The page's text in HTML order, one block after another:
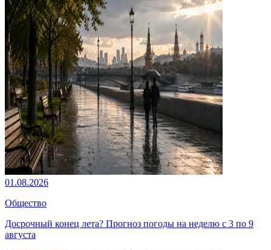
01.08.2026
Общество
Досрочный конец лета? Прогноз погоды на неделю с 3 по 9
августа